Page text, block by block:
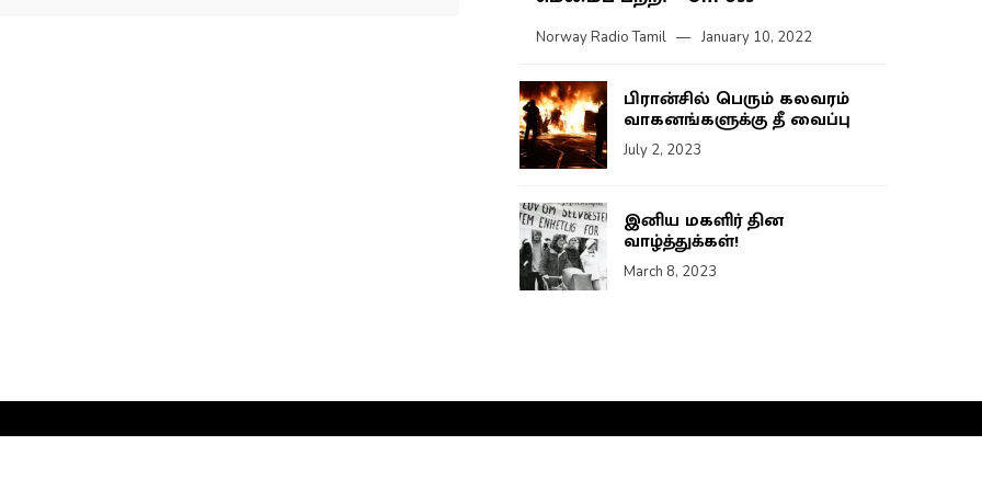
Norway Radio Tamil January 10, 2022
பிரான்சில் பெரும் கலவரம்
வாகனங்களுக்கு தீ வைப்பு
July 2, 2023
இனிய மகளிர் தின
வாழ்த்துக்கள்!
March 8, 2023